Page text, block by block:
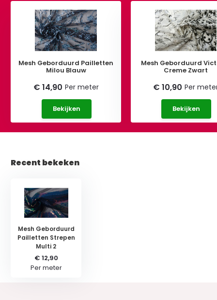
Mesh Geborduurd Pailletten
Milou Blauw
€ 14,90 Per meter
Bekijken
Mesh Geborduurd
Creme Zwart
€ 10,90 Per
Bekijken
Recent bekeken
Mesh Geborduurd
Pailletten Strepen
Multi 2
€ 12,90
Per meter